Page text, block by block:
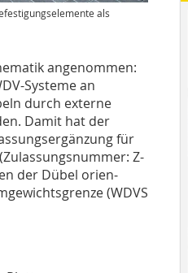
als
angenommen:
Systeme an
durch externe
Damit hat der
für
Z-
der Dübel orien­
(WDVS